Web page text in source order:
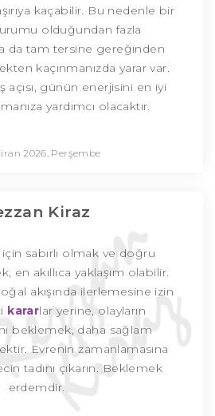
kaçabilir. Bu nedenle bir
olduğundan fazla
da tam tersine gereğinden
kaçınmanızda yarar var.
açısı, günün enerjisini en iyi
yardımcı olacaktır.
2026, Perşembe
Kiraz
sabırlı olmak ve doğru
en akıllıca yaklaşım olabilir.
akışında ilerlemesine izin
kararlar yerine, olayların
beklemek, daha sağlam
Evrenin zamanlamasına
tadını çıkarın. Beklemek
erdemdir.